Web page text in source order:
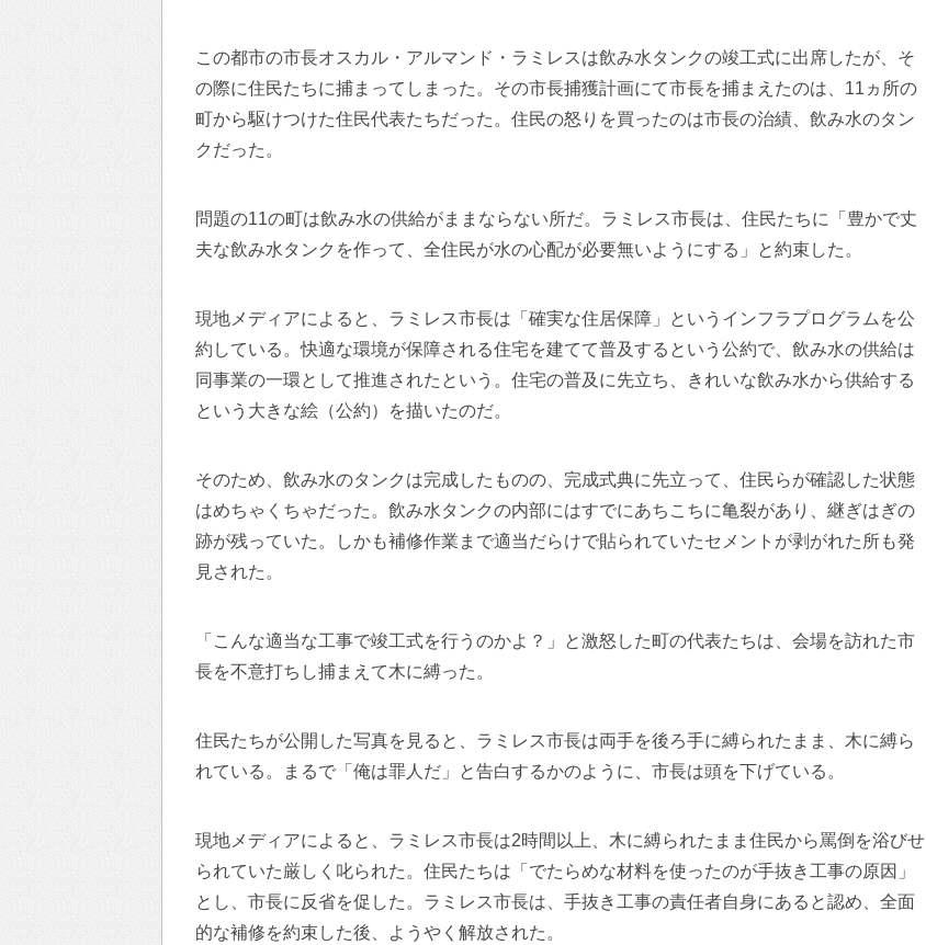
この都市の市長オスカル・アルマンド・ラミレスは飲み水タンクの竣工式に出席したが、そ
の際に住民たちに捕まってしまった。その市長捕獲計画にて市長を捕まえたのは、11ヵ所の
町から駆けつけた住民代表たちだった。住民の怒りを買ったのは市長の治績、飲み水のタン
クだった。
問題の11の町は飲み水の供給がままならない所だ。ラミレス市長は、住民たちに「豊かで丈
夫な飲み水タンクを作って、全住民が水の心配が必要無いようにする」と約束した。
現地メディアによると、ラミレス市長は「確実な住居保障」というインフラプログラムを公
約している。快適な環境が保障される住宅を建てて普及するという公約で、飲み水の供給は
同事業の一環として推進されたという。住宅の普及に先立ち、きれいな飲み水から供給する
という大きな絵（公約）を描いたのだ。
そのため、飲み水のタンクは完成したものの、完成式典に先立って、住民らが確認した状態
はめちゃくちゃだった。飲み水タンクの内部にはすでにあちこちに亀裂があり、継ぎはぎの
跡が残っていた。しかも補修作業まで適当だらけで貼られていたセメントが剥がれた所も発
見された。
「こんな適当な工事で竣工式を行うのかよ？」と激怒した町の代表たちは、会場を訪れた市
長を不意打ちし捕まえて木に縛った。
住民たちが公開した写真を見ると、ラミレス市長は両手を後ろ手に縛られたまま、木に縛ら
れている。まるで「俺は罪人だ」と告白するかのように、市長は頭を下げている。
現地メディアによると、ラミレス市長は2時間以上、木に縛られたまま住民から罵倒を浴びせ
られていた厳しく叱られた。住民たちは「でたらめな材料を使ったのが手抜き工事の原因」
とし、市長に反省を促した。ラミレス市長は、手抜き工事の責任者自身にあると認め、全面
的な補修を約束した後、ようやく解放された。